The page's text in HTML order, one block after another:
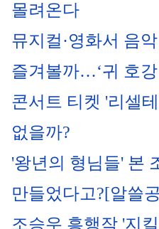
몰려온다
뮤지컬·영화서 음
즐겨볼까…‘귀 호강
콘서트 티켓 '리셀
없을까?
'왕년의 형님들' 본
만들었다고?[알쓸
조승우 흥행작 '지